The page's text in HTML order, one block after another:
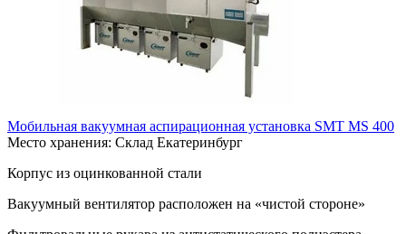
Мобильная вакуумная аспирационная установка SMT MS 400
Место хранения: Склад Екатеринбург
Корпус из оцинкованной стали
Вакуумный вентилятор расположен на «чистой стороне»